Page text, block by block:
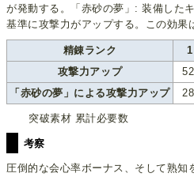
が発動する。「赤砂の夢」: 装備した
基準に攻撃力がアップする。この効果
精錬ランク 1
攻撃力アップ
「赤砂の夢」による攻撃力アップ
突破素材 累計必要数
考察
圧倒的な会心率ボーナス、そして熟知